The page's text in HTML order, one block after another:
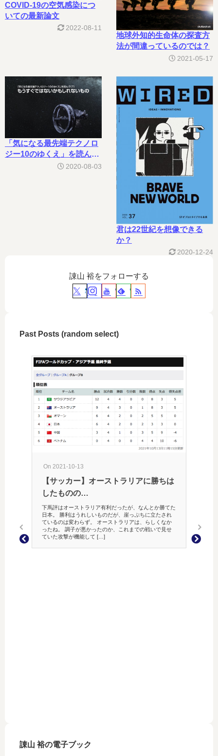
COVID-19の空気感染につ
いての最新論文
2022-08-11
地球外知的生命体の探査方
法が間違っているのでは？
2021-05-17
「気になる最先端テクノロ
ジー10のゆくえ」を読んで
2020-08-03
君は22世紀を想像できる
か？
2020-12-24
諌山 裕をフォローする
Past Posts (random select)
On 2021-10-13
【サッカー】オーストラリアに勝ちは
したものの…
下馬評はオーストラリア有利だったが、なんとか勝てた
日本。 勝利はうれしいものだが、崖っぷちに立たされ
ているのは変わらず。 オーストラリアは、らしくなか
ったね。 調子が悪かったのか、これまでの戦いで見せ
ていた攻撃が機能して […]
諌山 裕の電子ブック